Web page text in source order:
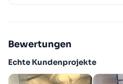
Bewertungen
Echte Kundenprojekte